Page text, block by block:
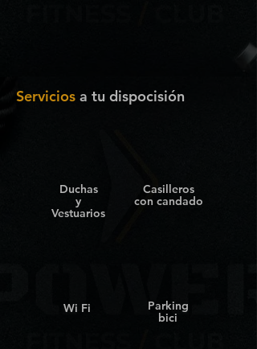
Servicios a tu dispocisión
Duchas
y
Vestuarios
Casilleros
con candado
Wi Fi
Parking
bici